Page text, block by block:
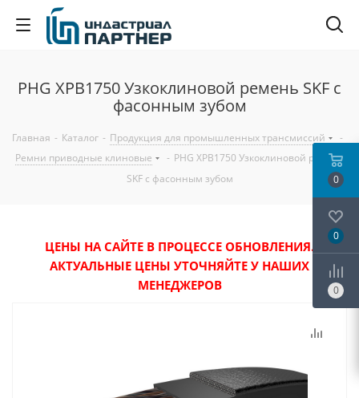
PHG XPB1750 Узкоклиновой ремень SKF с
фасонным зубом
Главная - Каталог - Продукция для промышленных трансмиссий
-
Ремни приводные клиновые
- PHG XPB1750 Узкоклиновой ремень
SKF с фасонным зубом
ЦЕНЫ НА САЙТЕ В ПРОЦЕССЕ ОБНОВЛЕНИЯ.
АКТУАЛЬНЫЕ ЦЕНЫ УТОЧНЯЙТЕ У НАШИХ
МЕНЕДЖЕРОВ
0
0
0